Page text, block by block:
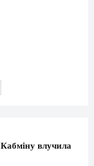
влучила